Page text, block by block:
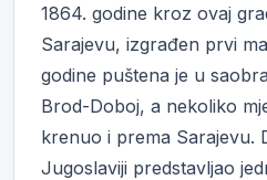
1864. godine kroz ovaj
Sarajevu, izgrađen prvi
godine puštena je u
Brod-Doboj, a nekoliko
krenuo i prema Sarajevu.
Jugoslaviji predstavljao